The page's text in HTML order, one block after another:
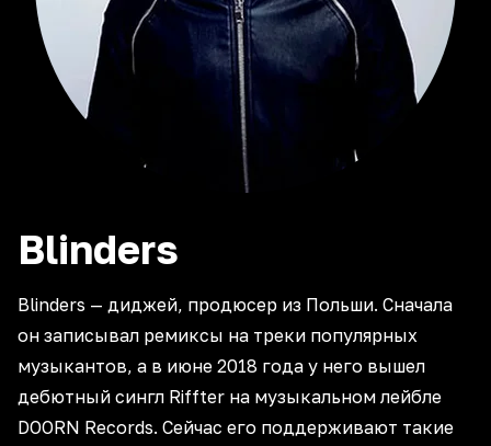
Blinders
Blinders — диджей, продюсер из Польши. Сначала
он записывал ремиксы на треки популярных
музыкантов, а в июне 2018 года у него вышел
дебютный сингл Riffter на музыкальном лейбле
DOORN Records. Сейчас его поддерживают такие